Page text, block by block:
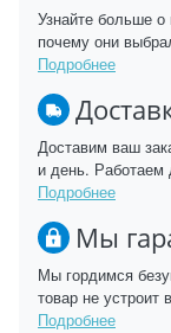
Узнайте больше
почему они
Подробнее
Доставим ваш
и день.
Подробнее
Мы
Мы гордимся
товар не устроит
Подробнее